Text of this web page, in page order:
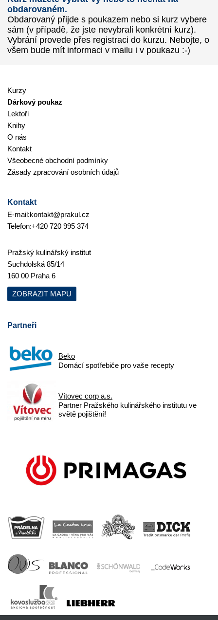
obdarovaném.
Obdarovaný přijde s poukazem nebo si kurz vybere
sám (v případě, že jste nevybrali konkrétní kurz).
Vybrání provede přes registraci do kurzu. Nebojte, o
všem bude mít informaci v mailu i v poukazu :-)
Kurzy
Dárkový poukaz
Lektoři
Knihy
O nás
Kontakt
Všeobecné obchodní podmínky
Zásady zpracování osobních údajů
Kontakt
E-mail:kontakt@prakul.cz
Telefon:+420 720 995 374
Pražský kulinářský institut
Suchdolská 85/14
160 00 Praha 6
ZOBRAZIT MAPU
Partneři
Beko
Domácí spotřebiče pro vaše recepty
Vítovec corp a.s.
Partner Pražského kulinářského institutu ve
světě pojištění!